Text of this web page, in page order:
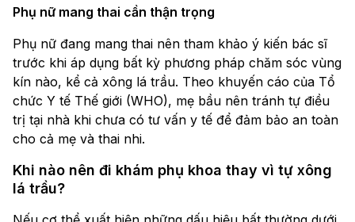
Phụ nữ mang thai cần thận trọng
Phụ nữ đang mang thai nên tham khảo ý kiến bác sĩ
trước khi áp dụng bất kỳ phương pháp chăm sóc vùng
kín nào, kể cả xông lá trầu. Theo khuyến cáo của Tổ
chức Y tế Thế giới (WHO), mẹ bầu nên tránh tự điều
trị tại nhà khi chưa có tư vấn y tế để đảm bảo an toàn
cho cả mẹ và thai nhi.
Khi nào nên đi khám phụ khoa thay vì tự xông
lá trầu?